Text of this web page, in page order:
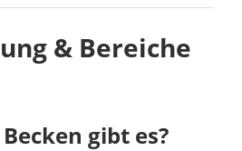
& Bereiche
gibt es?